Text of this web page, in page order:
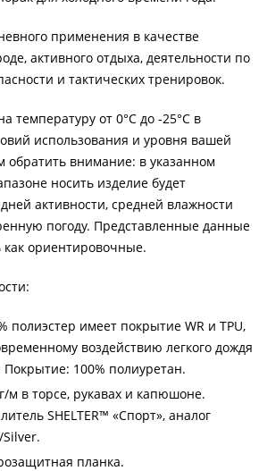
применения в качестве
активного отдыха, деятельности по
и тактических тренировок.
температуру от 0°C до -25°C в
использования и уровня вашей
обратить внимание: в указанном
носить изделие будет
активности, средней влажности
погоду. Представленные данные
ориентировочные.
полиэстер имеет покрытие WR и TPU,
воздействию легкого дождя
Покрытие: 100% полиуретан.
м в торсе, рукавах и капюшоне.
SHELTER™ «Спорт», аналог
планка.